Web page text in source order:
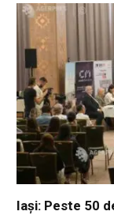
Iași: Peste 50